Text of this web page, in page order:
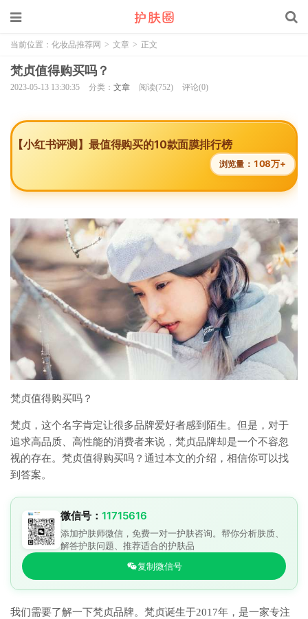
当前位置： 化妆品推荐网 > 文章 > 正文
梵贞值得购买吗？
2023-05-13 13:30:35 分类： 文章 阅读(752) 评论(0)
【小红书评测】最值得购买的10款面膜排行榜
浏览量： 108万+
梵贞值得购买吗？
梵贞，这个名字肯定让很多品牌爱好者感到陌生。但是，对于
追求高品质、高性能的消费者来说，梵贞品牌却是一个不容忽
视的存在。梵贞值得购买吗？通过本文的介绍，相信你可以找
到答案。
微信号： 11715616
添加护肤师微信，免费一对一护肤咨询。帮你分析肤质、
解答护肤问题、推荐适合的护肤品
复制微信号
我们需要了解一下梵贞品牌。梵贞诞生于2017年，是一家专注